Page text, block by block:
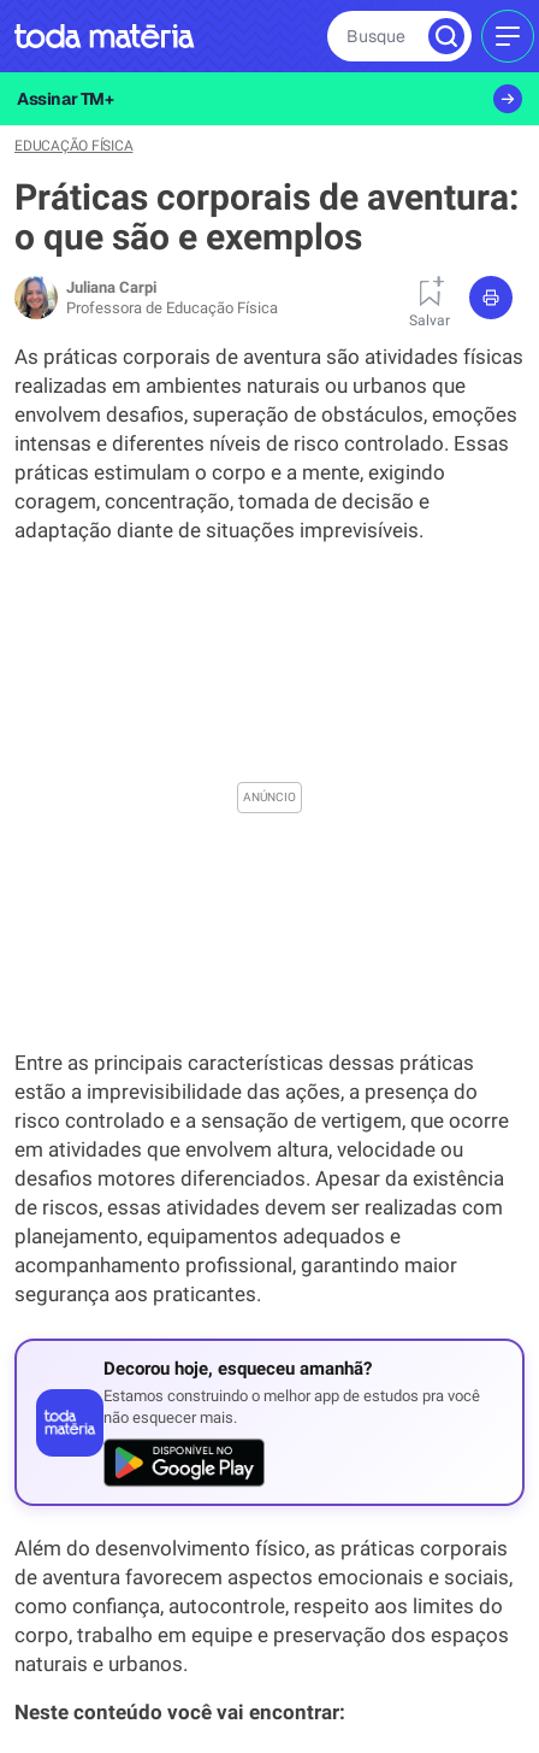
Busque
Assinar TM+
EDUCAÇÃO FÍSICA
Práticas corporais de aventura:
o que são e exemplos
Juliana Carpi
Professora de Educação Física
Salvar
As práticas corporais de aventura são atividades físicas
realizadas em ambientes naturais ou urbanos que
envolvem desafios, superação de obstáculos, emoções
intensas e diferentes níveis de risco controlado. Essas
práticas estimulam o corpo e a mente, exigindo
coragem, concentração, tomada de decisão e
adaptação diante de situações imprevisíveis.
Entre as principais características dessas práticas
estão a imprevisibilidade das ações, a presença do
risco controlado e a sensação de vertigem, que ocorre
em atividades que envolvem altura, velocidade ou
desafios motores diferenciados. Apesar da existência
de riscos, essas atividades devem ser realizadas com
planejamento, equipamentos adequados e
acompanhamento profissional, garantindo maior
segurança aos praticantes.
Decorou hoje, esqueceu amanhã?
Estamos construindo o melhor app de estudos pra você
não esquecer mais.
Além do desenvolvimento físico, as práticas corporais
de aventura favorecem aspectos emocionais e sociais,
como confiança, autocontrole, respeito aos limites do
corpo, trabalho em equipe e preservação dos espaços
naturais e urbanos.
Neste conteúdo você vai encontrar: